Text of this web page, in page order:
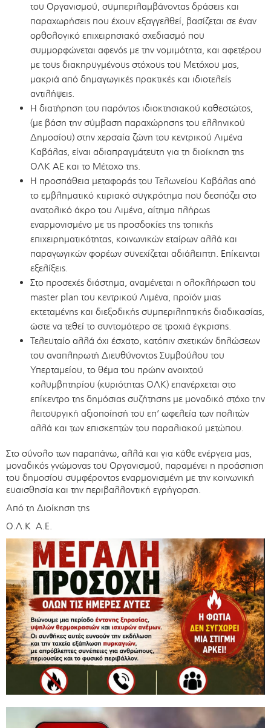
του Οργανισμού, συμπεριλαμβάνοντας δράσεις και
παραχωρήσεις που έχουν εξαγγελθεί, βασίζεται σε έναν
ορθολογικό επιχειρησιακό σχεδιασμό που
συμμορφώνεται αφενός με την νομιμότητα, και αφετέρου
με τους διακηρυγμένους στόχους του Μετόχου μας,
μακριά από δημαγωγικές πρακτικές και ιδιοτελείς
αντιλήψεις.
Η διατήρηση του παρόντος ιδιοκτησιακού καθεστώτος,
(με βάση την σύμβαση παραχώρησης του ελληνικού
Δημοσίου) στην χερσαία ζώνη του κεντρικού Λιμένα
Καβάλας, είναι αδιαπραγμάτευτη για τη διοίκηση της
ΟΛΚ ΑΕ και το Μέτοχο της.
Η προσπάθεια μεταφοράς του Τελωνείου Καβάλας από
το εμβληματικό κτιριακό συγκρότημα που δεσπόζει στο
ανατολικό άκρο του Λιμένα, αίτημα πλήρως
εναρμονισμένο με τις προσδοκίες της τοπικής
επιχειρηματικότητας, κοινωνικών εταίρων αλλά και
παραγωγικών φορέων συνεχίζεται αδιάλειπτη. Επίκεινται
εξελίξεις.
Στο προσεχές διάστημα, αναμένεται η ολοκλήρωση του
master plan του κεντρικού Λιμένα, προϊόν μιας
εκτεταμένης και διεξοδικής συμπεριληπτικής διαδικασίας,
ώστε να τεθεί το συντομότερο σε τροχιά έγκρισης.
Τελευταίο αλλά όχι έσχατο, κατόπιν σχετικών δηλώσεων
του αναπληρωτή Διευθύνοντος Συμβούλου του
Υπερταμείου, το θέμα του πρώην ανοιχτού
κολυμβητηρίου (κυριότητας ΟΛΚ) επανέρχεται στο
επίκεντρο της δημόσιας συζήτησης με μοναδικό στόχο την
λειτουργική αξιοποίησή του επ’ ωφελεία των πολιτών
αλλά και των επισκεπτών του παραλιακού μετώπου.
Στο σύνολο των παραπάνω, αλλά και για κάθε ενέργεια μας,
μοναδικός γνώμονας του Οργανισμού, παραμένει η προάσπιση
του δημοσίου συμφέροντος εναρμονισμένη με την κοινωνική
ευαισθησία και την περιβαλλοντική εγρήγορση.
Από τη Διοίκηση της
Ο.Λ.Κ Α.Ε.